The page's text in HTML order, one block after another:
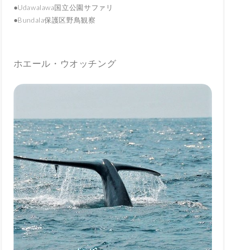
●Udawalawa国立公園サファリ
●Bundala保護区野鳥観察
ホエール・ウオッチング